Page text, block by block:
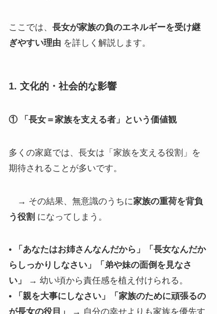
ここでは、 長女が家族の負のエネルギーを受け継
ぎやすい理由 を詳しく解説します。
1. 文化的・社会的な影響
① 「長女＝家族を支える者」という価値観
多くの家庭では、長女は「家族を支える役割」を
期待されることが多いです。
→ その結果、無意識のうちに家族の重荷を背負
う役割 になってしまう。
•
「あなたはお姉さんなんだから」「長女なんだか
らしっかりしなさい」「弟や妹の面倒を見なさ
い」
→ 幼い頃から責任感を植え付けられる。
•
「親を大事にしなさい」「家族のために頑張るの
が長女の役目」
→ 自分の幸せよりも家族を優先す